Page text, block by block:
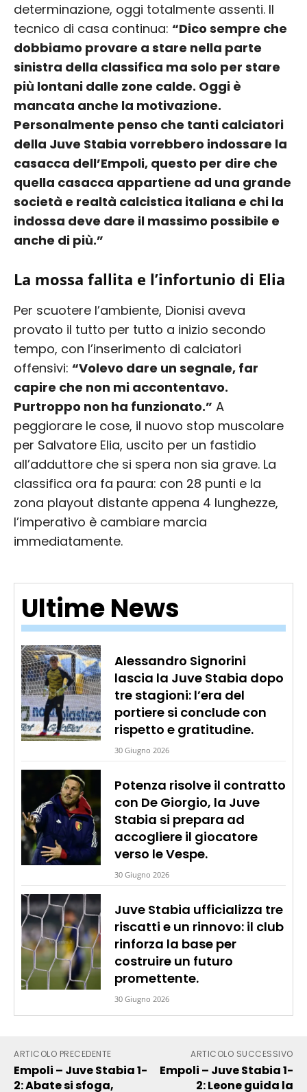
Ultime News
Alessandro Signorini
lascia la Juve Stabia dopo
tre stagioni: l’era del
portiere si conclude con
rispetto e gratitudine.
30 Giugno 2026
Potenza risolve il contratto
con De Giorgio, la Juve
Stabia si prepara ad
accogliere il giocatore
verso le Vespe.
30 Giugno 2026
Juve Stabia ufficializza tre
riscatti e un rinnovo: il club
rinforza la base per
costruire un futuro
promettente.
30 Giugno 2026
determinazione, oggi totalmente assenti. Il
tecnico di casa continua: “Dico sempre che
dobbiamo provare a stare nella parte
sinistra della classifica ma solo per stare
più lontani dalle zone calde. Oggi è
mancata anche la motivazione.
Personalmente penso che tanti calciatori
della Juve Stabia vorrebbero indossare la
casacca dell’Empoli, questo per dire che
quella casacca appartiene ad una grande
società e realtà calcistica italiana e chi la
indossa deve dare il massimo possibile e
anche di più.”
La mossa fallita e l’infortunio di Elia
Per scuotere l’ambiente, Dionisi aveva
provato il tutto per tutto a inizio secondo
tempo, con l’inserimento di calciatori
offensivi: “Volevo dare un segnale, far
capire che non mi accontentavo.
Purtroppo non ha funzionato.” A
peggiorare le cose, il nuovo stop muscolare
per Salvatore Elia, uscito per un fastidio
all’adduttore che si spera non sia grave. La
classifica ora fa paura: con 28 punti e la
zona playout distante appena 4 lunghezze,
l’imperativo è cambiare marcia
immediatamente.
ARTICOLO PRECEDENTE
Empoli – Juve Stabia 1-
2: Abate si sfoga,
ARTICOLO SUCCESSIVO
Empoli – Juve Stabia 1-
2: Leone guida la